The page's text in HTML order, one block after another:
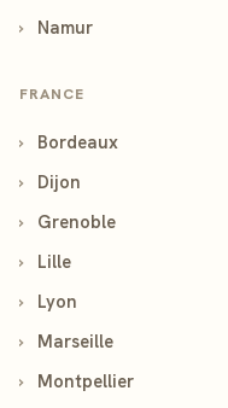
›
Namur
FRANCE
›
Bordeaux
›
Dijon
›
Grenoble
›
Lille
›
Lyon
›
Marseille
›
Montpellier